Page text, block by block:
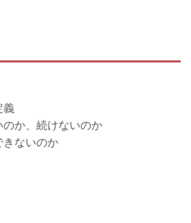
義
か、続けないのか
きないのか